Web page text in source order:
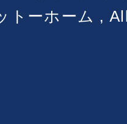
トーホーム ,